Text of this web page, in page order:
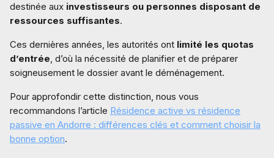
destinée aux investisseurs ou personnes disposant de
ressources suffisantes.
Ces dernières années, les autorités ont limité les quotas
d’entrée, d’où la nécessité de planifier et de préparer
soigneusement le dossier avant le déménagement.
Pour approfondir cette distinction, nous vous
recommandons l’article Résidence active vs résidence
passive en Andorre : différences clés et comment choisir la
bonne option.